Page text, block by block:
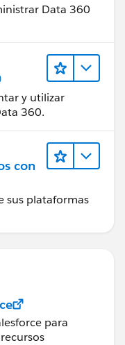
Data 360
y utilizar
360.
con
sus plataformas
para